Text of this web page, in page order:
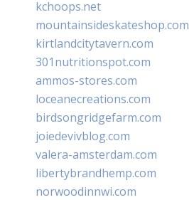
kchoops.net
mountainsideskateshop.com
kirtlandcitytavern.com
301nutritionspot.com
ammos-stores.com
loceanecreations.com
birdsongridgefarm.com
joiedevivblog.com
valera-amsterdam.com
libertybrandhemp.com
norwoodinnwi.com